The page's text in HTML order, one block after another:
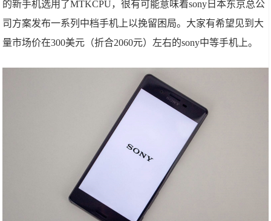
的新手机选用了MTKCPU，很有可能意味着sony日本东京总公
司方案发布一系列中档手机上以挽留困局。大家有希望见到大
量市场价在300美元（折合2060元）左右的sony中等手机上。